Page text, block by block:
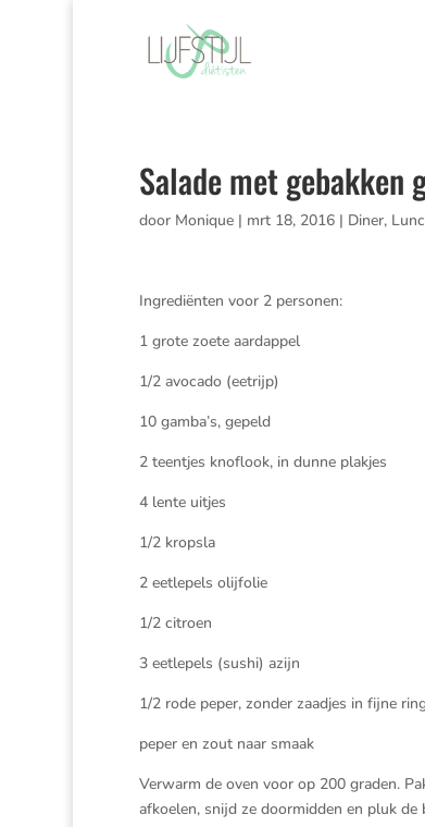
Salade met gebakken
door Monique| mrt 18, 2016| Diner,
Ingrediënten voor 2 personen:
1 grote zoete aardappel
1/2 avocado (eetrijp)
10 gamba’s, gepeld
2 teentjes knoflook, in dunne plakjes
4 lente uitjes
1/2 kropsla
2 eetlepels olijfolie
1/2 citroen
3 eetlepels (sushi) azijn
1/2 rode peper, zonder zaadjes in fijne
peper en zout naar smaak
Verwarm de oven voor op 200 graden.
afkoelen, snijd ze doormidden en pluk